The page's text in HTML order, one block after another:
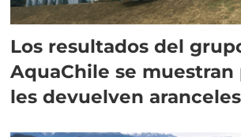
Los resultados del
AquaChile se
les devuelven aranceles